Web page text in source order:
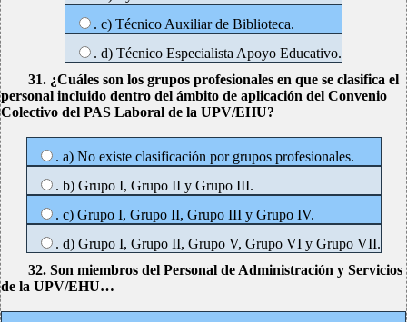
. c) Técnico Auxiliar de Biblioteca.
. d) Técnico Especialista Apoyo Educativo.
31. ¿Cuáles son los grupos profesionales en que se clasifica el
personal incluido dentro del ámbito de aplicación del Convenio
Colectivo del PAS Laboral de la UPV/EHU?
. a) No existe clasificación por grupos profesionales.
. b) Grupo I, Grupo II y Grupo III.
. c) Grupo I, Grupo II, Grupo III y Grupo IV.
. d) Grupo I, Grupo II, Grupo V, Grupo VI y Grupo VII.
32. Son miembros del Personal de Administración y Servicios
de la UPV/EHU…